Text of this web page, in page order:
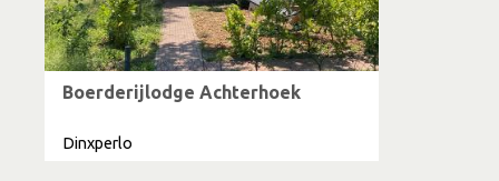
Boerderijlodge Achterhoek
Dinxperlo